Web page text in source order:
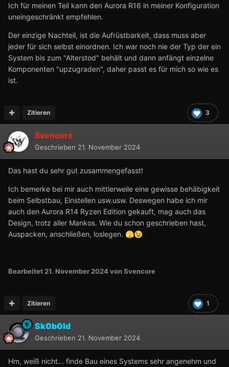
Ich für meinen Teil kann den Aurora R16 in meiner Konfiguration
uneingeschränkt empfehlen.
Der einzige Nachteil, ist die Aufrüstbarkeit, dass muss aber
jeder für sich selbst einordnen. Ich war noch nie der Typ der ein
System bis zum "Alterstod" behält und dann anfängt einzelne
Komponenten "upzugraden", daher passt es für mich so wie es
ist.
3
Zitieren
Svencore
Geschrieben 21. November 2024
Das hast du sehr gut zusammengefasst!
Ich bemerke bei mir auch mittlerweile eine gewisse behäbigkeit
beim Selbstbau, Einstellen usw.usw. Deswegen habe ich mir
auch den Aurora R14 Ryzen Edition gekauft, mag auch das
Design, trotz aller Mankos. Wie du schon geschrieben hast,
Auspacken, anschließen, loslegen. 🫣😉
Bearbeitet 21. November 2024von Svencore
1
Zitieren
Sk0b0ld
Geschrieben 21. November 2024
Hm, weiß nicht... finde Bau eines Systems sehr angenehm und